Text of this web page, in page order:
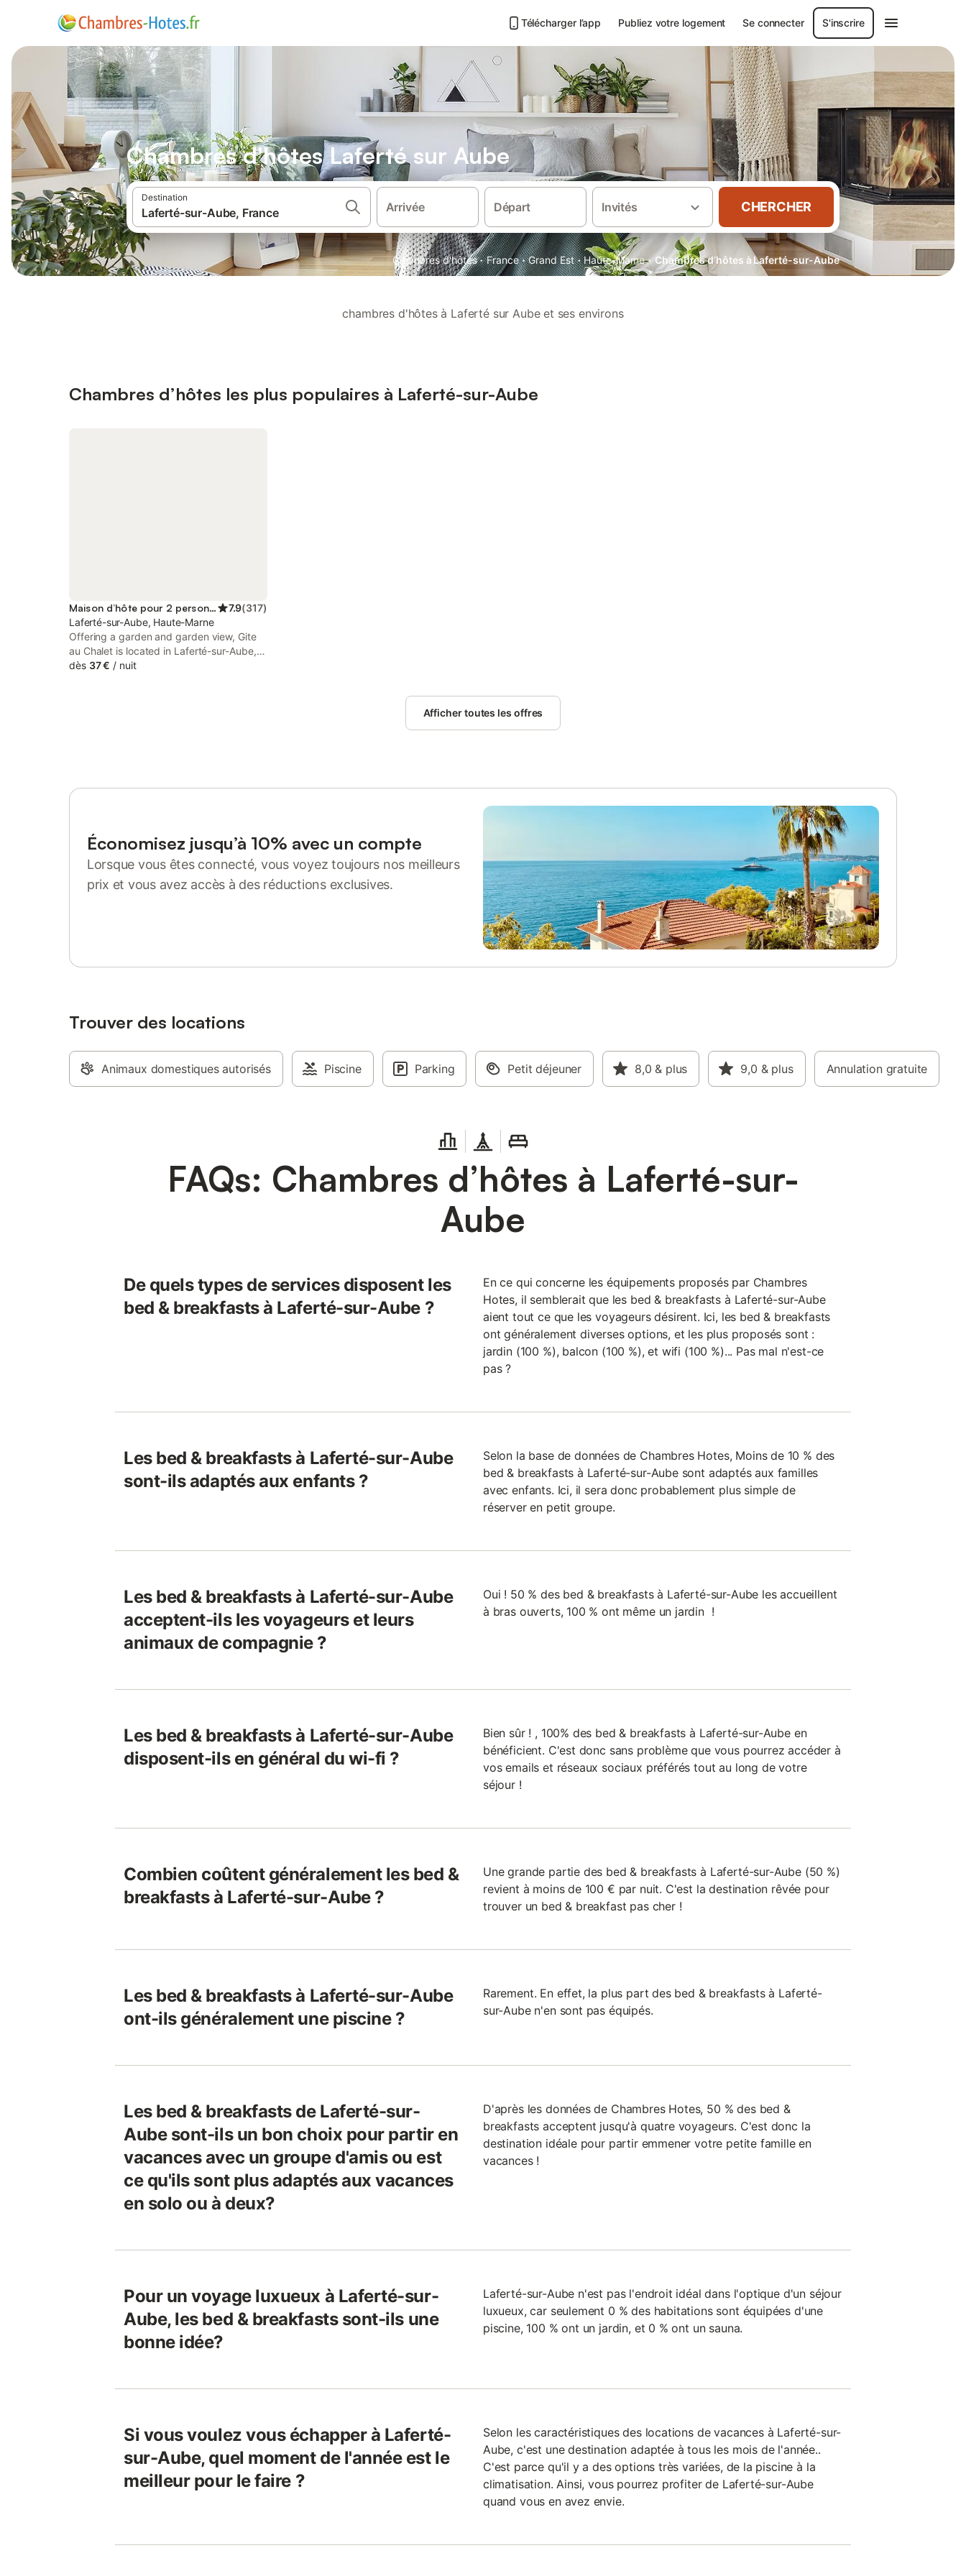
Télécharger l’app Publiez votre logement Se connecter S'inscrire
Chambres d'hôtes Laferté sur Aube
Destination
Arrivée Départ Invités CHERCHER
Chambres d'hôtes · France · Grand Est · Haute-Marne · Chambres d’hôtes à Laferté-sur-Aube
chambres d'hôtes à Laferté sur Aube et ses environs
Chambres d’hôtes les plus populaires à Laferté-sur-Aube
Maison d’hôte pour 2 personnes 7.9(317)
Laferté-sur-Aube, Haute-Marne
Offering a garden and garden view, Gite
au Chalet is located in Laferté-sur-Aube,
31 km from Nigloland and 32 km from
dès 37 € / nuit
Afficher toutes les offres
Économisez jusqu’à 10% avec un compte
Lorsque vous êtes connecté, vous voyez toujours nos meilleurs
prix et vous avez accès à des réductions exclusives.
Trouver des locations
Animaux domestiques autorisés Piscine Parking Petit déjeuner 8,0 & plus 9,0 & plus Annulation gratuite
FAQs: Chambres d’hôtes à Laferté-sur-
Aube
De quels types de services disposent les
bed & breakfasts à Laferté-sur-Aube ?
En ce qui concerne les équipements proposés par Chambres
Hotes, il semblerait que les bed & breakfasts à Laferté-sur-Aube
aient tout ce que les voyageurs désirent. Ici, les bed & breakfasts
ont généralement diverses options, et les plus proposés sont :
jardin (100 %), balcon (100 %), et wifi (100 %)... Pas mal n'est-ce
pas ?
Les bed & breakfasts à Laferté-sur-Aube
sont-ils adaptés aux enfants ?
Selon la base de données de Chambres Hotes, Moins de 10 % des
bed & breakfasts à Laferté-sur-Aube sont adaptés aux familles
avec enfants. Ici, il sera donc probablement plus simple de
réserver en petit groupe.
Les bed & breakfasts à Laferté-sur-Aube
acceptent-ils les voyageurs et leurs
animaux de compagnie ?
Oui ! 50 % des bed & breakfasts à Laferté-sur-Aube les accueillent
à bras ouverts, 100 % ont même un jardin !
Les bed & breakfasts à Laferté-sur-Aube
disposent-ils en général du wi-fi ?
Bien sûr ! , 100% des bed & breakfasts à Laferté-sur-Aube en
bénéficient. C'est donc sans problème que vous pourrez accéder à
vos emails et réseaux sociaux préférés tout au long de votre
séjour !
Combien coûtent généralement les bed &
breakfasts à Laferté-sur-Aube ?
Une grande partie des bed & breakfasts à Laferté-sur-Aube (50 %)
revient à moins de 100 € par nuit. C'est la destination rêvée pour
trouver un bed & breakfast pas cher !
Les bed & breakfasts à Laferté-sur-Aube
ont-ils généralement une piscine ?
Rarement. En effet, la plus part des bed & breakfasts à Laferté-
sur-Aube n'en sont pas équipés.
Les bed & breakfasts de Laferté-sur-
Aube sont-ils un bon choix pour partir en
vacances avec un groupe d'amis ou est
ce qu'ils sont plus adaptés aux vacances
en solo ou à deux?
D'après les données de Chambres Hotes, 50 % des bed &
breakfasts acceptent jusqu'à quatre voyageurs. C'est donc la
destination idéale pour partir emmener votre petite famille en
vacances !
Pour un voyage luxueux à Laferté-sur-
Aube, les bed & breakfasts sont-ils une
bonne idée?
Laferté-sur-Aube n'est pas l'endroit idéal dans l'optique d'un séjour
luxueux, car seulement 0 % des habitations sont équipées d'une
piscine, 100 % ont un jardin, et 0 % ont un sauna.
Si vous voulez vous échapper à Laferté-
sur-Aube, quel moment de l'année est le
meilleur pour le faire ?
Selon les caractéristiques des locations de vacances à Laferté-sur-
Aube, c'est une destination adaptée à tous les mois de l'année..
C'est parce qu'il y a des options très variées, de la piscine à la
climatisation. Ainsi, vous pourrez profiter de Laferté-sur-Aube
quand vous en avez envie.